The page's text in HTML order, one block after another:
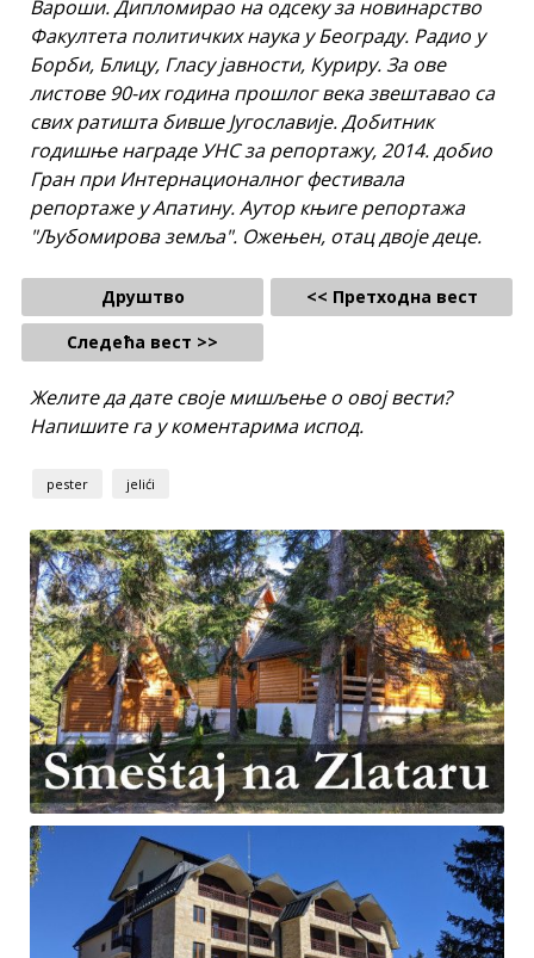
Вароши. Дипломирао на одсеку за новинарство
Факултета политичких наука у Београду. Радио у
Борби, Блицу, Гласу јавности, Куриру. За ове
листове 90-их година прошлог века звештавао са
свих ратишта бивше Југославије. Добитник
годишње награде УНС за репортажу, 2014. добио
Гран при Интернационалног фестивала
репортаже у Апатину. Аутор књиге репортажа
"Љубомирова земља". Ожењен, отац двоје деце.
Друштво
<< Претходна вест
Следећа вест >>
Желите да дате своје мишљење о овој вести?
Напишите га у коментарима испод.
pester jelići